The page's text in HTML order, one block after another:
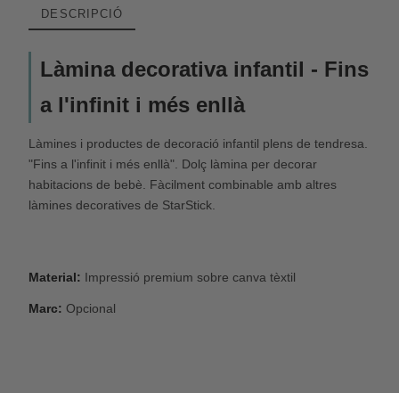
DESCRIPCIÓ
Làmina decorativa infantil - Fins
a l'infinit i més enllà
Làmines i productes de decoració infantil plens de tendresa.
"Fins a l'infinit i més enllà". Dolç làmina per decorar
habitacions de bebè. Fàcilment combinable amb altres
làmines decoratives de StarStick.
Material: Impressió premium sobre canva tèxtil
Marc: Opcional